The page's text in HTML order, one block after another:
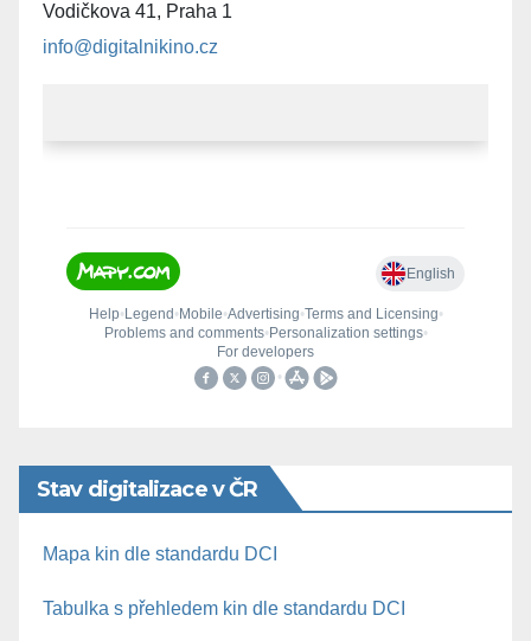
Vodičkova 41, Praha 1
info@digitalnikino.cz
Stav digitalizace v ČR
Mapa kin dle standardu DCI
Tabulka s přehledem kin dle standardu DCI